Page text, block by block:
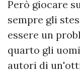
Però giocare
sempre gli
essere un
quarto gli
autori di